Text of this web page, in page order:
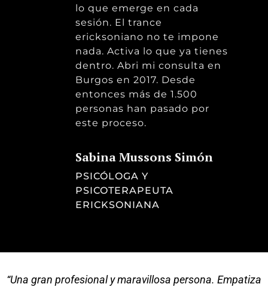
lo que emerge en cada
sesión. El trance
ericksoniano no te impone
nada. Activa lo que ya tienes
dentro. Abri mi consulta en
Burgos en 2017. Desde
entonces más de 1.500
personas han pasado por
este proceso.
Sabina Mussons Simón
PSICÓLOGA Y
PSICOTERAPEUTA
ERICKSONIANA
“Una gran profesional y maravillosa persona. Empatiza